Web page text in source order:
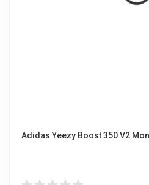
Adidas Yeezy Boost 350 V2